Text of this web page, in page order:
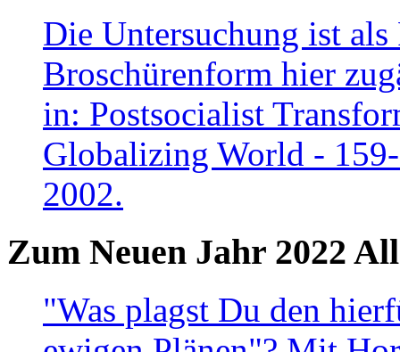
Die Untersuchung ist
Broschürenform hier
in: Postsocialist
Globalizing World -
2002.
Zum Neuen Jahr 2022
"Was plagst Du den